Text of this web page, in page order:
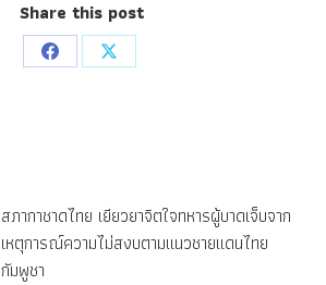
Share this post
Share
Share
สภากาชาดไทย เยียวยาจิตใจทหารผู้บาดเจ็บจาก
เหตุการณ์ความไม่สงบตามแนวชายแดนไทย
กัมพูชา